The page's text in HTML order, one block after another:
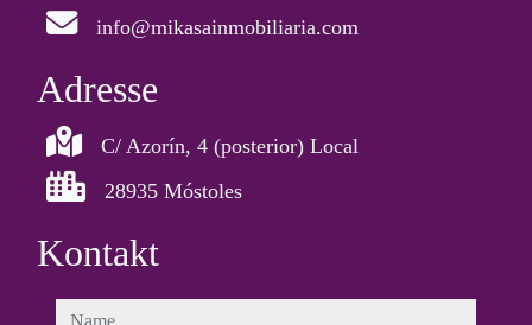
info@mikasainmobiliaria.com
Adresse
C/ Azorín, 4 (posterior) Local
28935 Móstoles
Kontakt
name